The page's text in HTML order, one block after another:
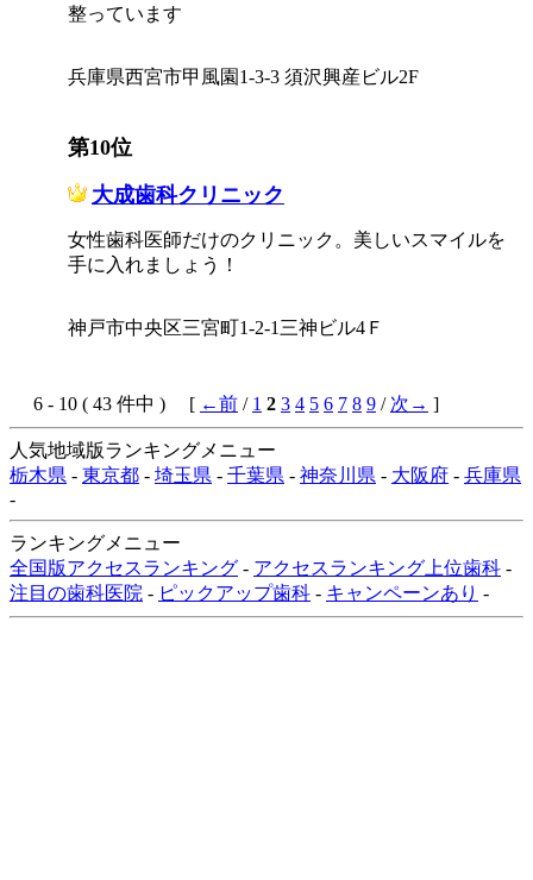
整っています
兵庫県西宮市甲風園1-3-3 須沢興産ビル2F
第10位
大成歯科クリニック
女性歯科医師だけのクリニック。美しいスマイルを
手に入れましょう！
神戸市中央区三宮町1-2-1三神ビル4Ｆ
6 - 10 ( 43 件中 ) [ ←前 / 1 2 3 4 5 6 7 8 9 / 次→ ]
人気地域版ランキングメニュー
栃木県 - 東京都 - 埼玉県 - 千葉県 - 神奈川県 - 大阪府 - 兵庫県
-
ランキングメニュー
全国版アクセスランキング - アクセスランキング上位歯科 -
注目の歯科医院 - ピックアップ歯科 - キャンペーンあり -